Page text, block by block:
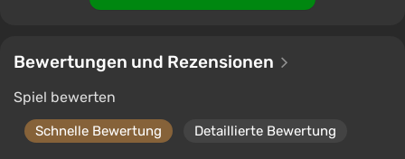
Bewertungen und Rezensionen
Spiel bewerten
Schnelle Bewertung Detaillierte Bewertung